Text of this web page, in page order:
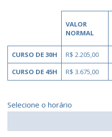
VALOR
NORMAL
CURSO DE 30H
R$ 2.205,00
CURSO DE 45H
R$ 3.675,00
Selecione o horário